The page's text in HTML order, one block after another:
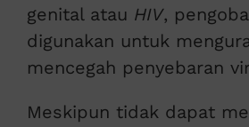
genital atau HIV,
digunakan untuk
mencegah penyebaran
Meskipun tidak dapat